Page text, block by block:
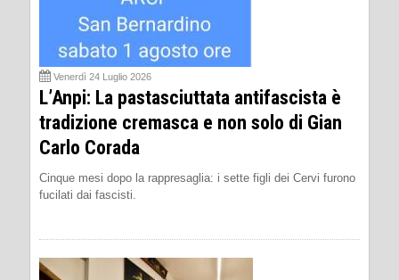
Venerdì 24 Luglio 2026
L’Anpi: La pastasciuttata antifascista è
tradizione cremasca e non solo di Gian
Carlo Corada
Cinque mesi dopo la rappresaglia: i sette figli dei Cervi furono
fucilati dai fascisti.